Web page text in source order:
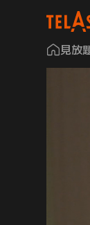
見放